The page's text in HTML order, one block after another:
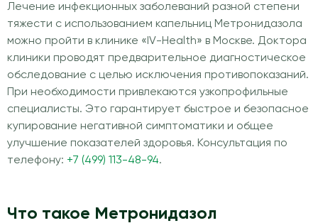
Лечение инфекционных заболеваний разной степени
тяжести с использованием капельниц Метронидазола
можно пройти в клинике «IV-Health» в Москве. Доктора
клиники проводят предварительное диагностическое
обследование с целью исключения противопоказаний.
При необходимости привлекаются узкопрофильные
специалисты. Это гарантирует быстрое и безопасное
купирование негативной симптоматики и общее
улучшение показателей здоровья. Консультация по
телефону: +7 (499) 113-48-94.
Что такое Метронидазол